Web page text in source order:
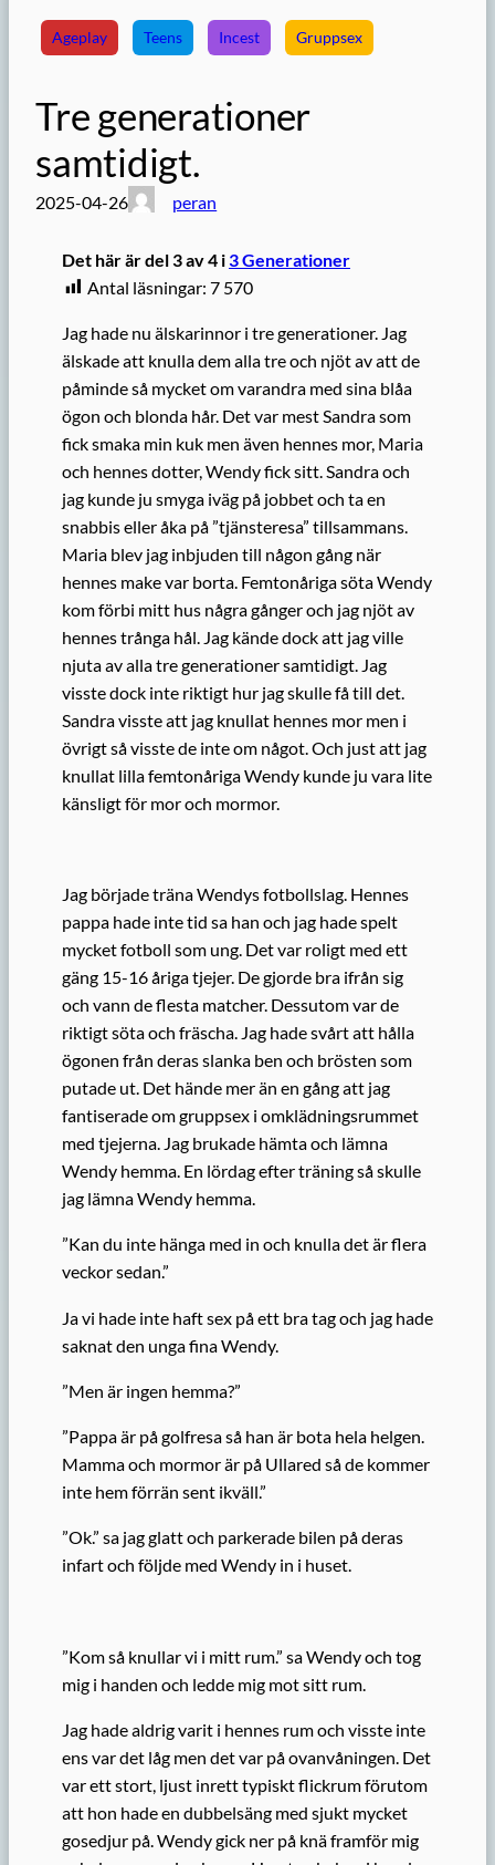
Ageplay Teens Incest Gruppsex
Tre generationer
samtidigt.
2025-04-26 peran
Det här är del 3 av 4 i3 Generationer
Antal läsningar: 7 570
Jag hade nu älskarinnor i tre generationer. Jag
älskade att knulla dem alla tre och njöt av att de
påminde så mycket om varandra med sina blåa
ögon och blonda hår. Det var mest Sandra som
fick smaka min kuk men även hennes mor, Maria
och hennes dotter, Wendy fick sitt. Sandra och
jag kunde ju smyga iväg på jobbet och ta en
snabbis eller åka på ”tjänsteresa” tillsammans.
Maria blev jag inbjuden till någon gång när
hennes make var borta. Femtonåriga söta Wendy
kom förbi mitt hus några gånger och jag njöt av
hennes trånga hål. Jag kände dock att jag ville
njuta av alla tre generationer samtidigt. Jag
visste dock inte riktigt hur jag skulle få till det.
Sandra visste att jag knullat hennes mor men i
övrigt så visste de inte om något. Och just att jag
knullat lilla femtonåriga Wendy kunde ju vara lite
känsligt för mor och mormor.
Jag började träna Wendys fotbollslag. Hennes
pappa hade inte tid sa han och jag hade spelt
mycket fotboll som ung. Det var roligt med ett
gäng 15-16 åriga tjejer. De gjorde bra ifrån sig
och vann de flesta matcher. Dessutom var de
riktigt söta och fräscha. Jag hade svårt att hålla
ögonen från deras slanka ben och brösten som
putade ut. Det hände mer än en gång att jag
fantiserade om gruppsex i omklädningsrummet
med tjejerna. Jag brukade hämta och lämna
Wendy hemma. En lördag efter träning så skulle
jag lämna Wendy hemma.
”Kan du inte hänga med in och knulla det är flera
veckor sedan.”
Ja vi hade inte haft sex på ett bra tag och jag hade
saknat den unga fina Wendy.
”Men är ingen hemma?”
”Pappa är på golfresa så han är bota hela helgen.
Mamma och mormor är på Ullared så de kommer
inte hem förrän sent ikväll.”
”Ok.” sa jag glatt och parkerade bilen på deras
infart och följde med Wendy in i huset.
”Kom så knullar vi i mitt rum.” sa Wendy och tog
mig i handen och ledde mig mot sitt rum.
Jag hade aldrig varit i hennes rum och visste inte
ens var det låg men det var på ovanvåningen. Det
var ett stort, ljust inrett typiskt flickrum förutom
att hon hade en dubbelsäng med sjukt mycket
gosedjur på. Wendy gick ner på knä framför mig